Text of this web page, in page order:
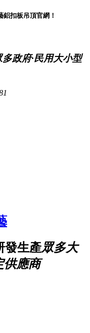
扣板吊頂官網！
多政府·民用大小型
發生產眾多大
供應商